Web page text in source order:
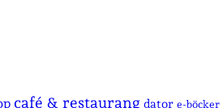
café & restaurang dator e-böcker